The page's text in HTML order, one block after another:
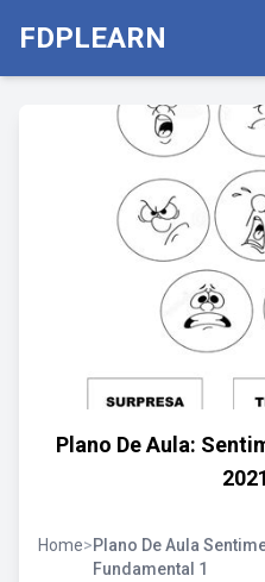
FDPLEARN
Plano De Aula:
Home>Plano De Aula
Fundamental 1